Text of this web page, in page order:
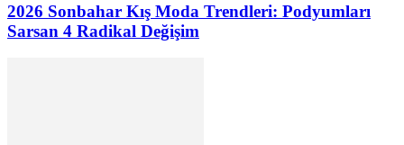
2026 Sonbahar Kış Moda Trendleri: Podyumları
Sarsan 4 Radikal Değişim